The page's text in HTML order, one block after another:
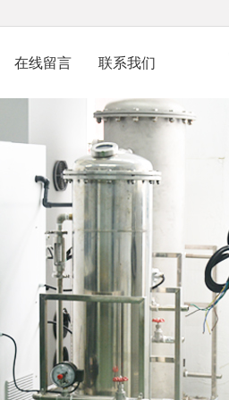
在线留言 联系我们